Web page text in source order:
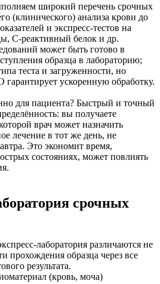
широкий перечень срочных
(клинического) анализа крови до
и экспресс-тестов на
С-реактивный белок и др.
может быть готово в
образца в лабораторию;
теста и загруженности, но
гарантирует ускоренную обработку.
для пациента? Быстрый и точный
вы получаете
врач может назначить
лечение в тот же день, не
Это экономит время,
состояниях, может повлиять
срочных
лаборатория различаются не
прохождения образца через все
результата.
(кровь, моча)